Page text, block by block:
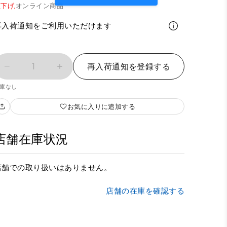
げ,オンライン商品
入荷通知をご利用いただけます
1 再入荷通知を登録する
なし
お気に入りに追加する
舗在庫状況
での取り扱いはありません。
店舗の在庫を確認する